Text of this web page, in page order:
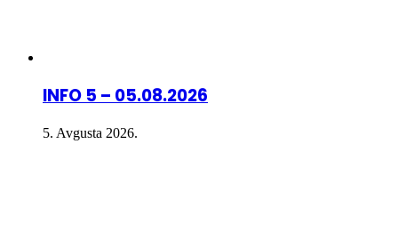
INFO 5 – 05.08.2026
5. Avgusta 2026.